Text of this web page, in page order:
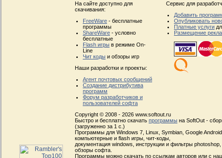
На сайте доступно для
скачивания:
FreeWare - бесплатные
программы
ShareWare - условно
бесплатные
Flash игры в режиме On-
Line
Чит коды и обзоры игр
Наши разработки и проекты:
Агент почтовых сообщений
Создание дистрибутива
программ
Форум разработчиков и
пользователей софта
Сервис для
Добавить
Опубликовать
Платные услуги
Размещение
Copyright © 2008 - 2026 www.softout.ru
Быстро и бесплатно скачать программы на SoftOut -
(загруженно за 1 с.)
Программы для Windows 7, Linux, Symbian, Google
компьютерные и flash игры, чит-коды,
документация windows, инструкции и фильтры
обзоры софта.
Программы можно скачать по ссылкам авторов или с